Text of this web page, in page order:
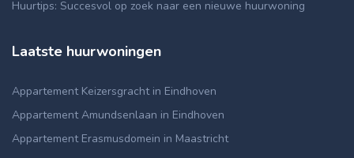
Huurtips: Succesvol op zoek naar een nieuwe huurwoning
Laatste huurwoningen
Appartement Keizersgracht in Eindhoven
Appartement Amundsenlaan in Eindhoven
Appartement Erasmusdomein in Maastricht